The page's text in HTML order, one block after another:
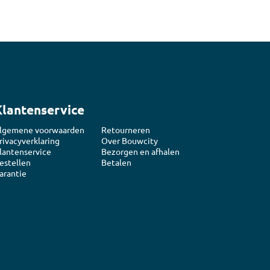
voorwaarden
Retourneren
Over Bouwcity
Bezorgen en afhalen
Betalen